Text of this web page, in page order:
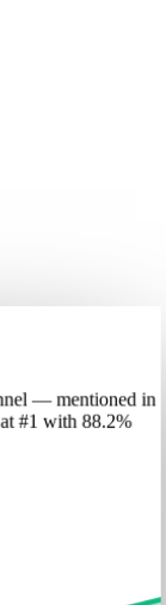
— mentioned in
#1 with 88.2%